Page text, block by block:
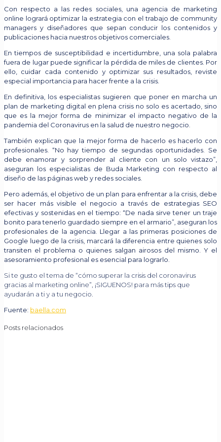
Con respecto a las redes sociales, una agencia de marketing
online logrará optimizar la estrategia con el trabajo de community
managers y diseñadores que sepan conducir los contenidos y
publicaciones hacia nuestros objetivos comerciales.
En tiempos de susceptibilidad e incertidumbre, una sola palabra
fuera de lugar puede significar la pérdida de miles de clientes. Por
ello, cuidar cada contenido y optimizar sus resultados, reviste
especial importancia para hacer frente a la crisis.
En definitiva, los especialistas sugieren que poner en marcha un
plan de marketing digital en plena crisis no solo es acertado, sino
que es la mejor forma de minimizar el impacto negativo de la
pandemia del Coronavirus en la salud de nuestro negocio.
También explican que la mejor forma de hacerlo es hacerlo con
profesionales. “No hay tiempo de segundas oportunidades. Se
debe enamorar y sorprender al cliente con un solo vistazo”,
aseguran los especialistas de Buda Marketing con respecto al
diseño de las páginas web y redes sociales.
Pero además, el objetivo de un plan para enfrentar a la crisis, debe
ser hacer más visible el negocio a través de estrategias SEO
efectivas y sostenidas en el tiempo: “De nada sirve tener un traje
bonito para tenerlo guardado siempre en el armario”, aseguran los
profesionales de la agencia. Llegar a las primeras posiciones de
Google luego de la crisis, marcará la diferencia entre quienes solo
transiten el problema o quienes salgan airosos del mismo. Y el
asesoramiento profesional es esencial para lograrlo.
Si te gusto el tema de “cómo superar la crisis del coronavirus
gracias al marketing online”, ¡SIGUENOS! para más tips que
ayudarán a ti y a tu negocio.
Fuente: baella.com
Posts relacionados